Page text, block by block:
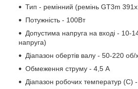
Тип - ремінний (ремінь GT3m
Потужність - 100Вт
Допустима напруга на вході - 10-
напруга)
Діапазон обертів валу - 50-220 об/
Обмеження струму - 4,5 А
Діапазон робочих температур (С)